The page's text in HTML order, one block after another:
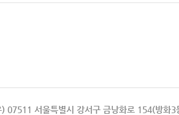
) 07511 서울특별시 강서구 금낭화로 154(방화3